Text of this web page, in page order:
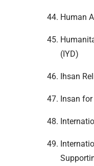
Human
(IYD)
Ihsan
Insan